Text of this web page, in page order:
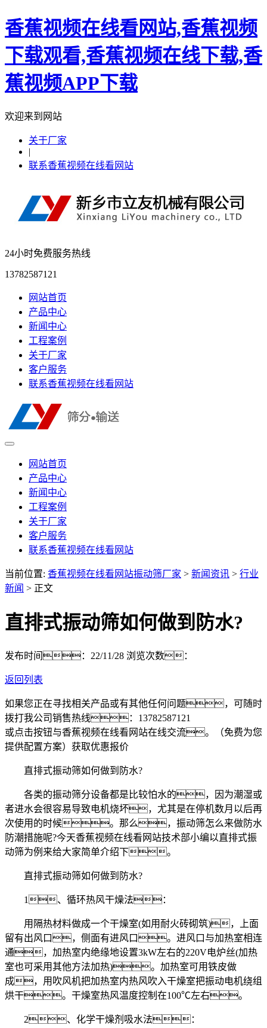
香蕉视频在线看网站,香蕉视频
下载观看,香蕉视频在线下载,香
蕉视频APP下载
欢迎来到网站
关于厂家
|
联系香蕉视频在线看网站
24小时免费服务热线
13782587121
网站首页
产品中心
新闻中心
工程案例
关于厂家
客户服务
联系香蕉视频在线看网站
网站首页
产品中心
新闻中心
工程案例
关于厂家
客户服务
联系香蕉视频在线看网站
当前位置: 香蕉视频在线看网站振动筛厂家 > 新闻资讯 > 行业
新闻 > 正文
直排式振动筛如何做到防水?
发布时间：22/11/28 浏览次数：
返回列表
如果您正在寻找相关产品或有其他任何问题，可随时
拨打我公司销售热线： 13782587121
或点击按钮与香蕉视频在线看网站在线交流。（免费为您
提供配置方案） 获取优惠报价
直排式振动筛如何做到防水?
各类的振动筛分设备都是比较怕水的，因为潮湿或
者进水会很容易导致电机烧坏，尤其是在停机数月以后再
次使用的时候。那么，振动筛怎么来做防水
防潮措施呢?今天香蕉视频在线看网站技术部小编以直排式振
动筛为例来给大家简单介绍下。
直排式振动筛如何做到防水?
1、循环热风干燥法：
用隔热材料做成一个干燥室(如用耐火砖砌筑)，上面
留有出风口，侧面有进风口。进风口与加热室相连
通，加热室内绝缘地设置3kW左右的220V电炉丝(加热
室也可采用其他方法加热)。加热室可用铁皮做
成，用吹风机把加热室内热风吹入干燥室把振动电机绕组
烘干。干燥室热风温度控制在100℃左右。
2、化学干燥剂吸水法：